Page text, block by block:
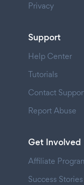
Privacy
Support
Help Center
Tutorials
Contact
Report Abuse
Get Involved
Affiliate
Success Stories